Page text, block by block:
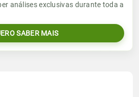
análises exclusivas durante toda a
SABER MAIS